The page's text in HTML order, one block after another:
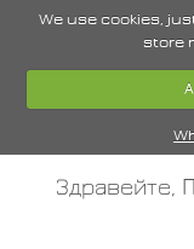
We use cookies,
store
Здравейте,